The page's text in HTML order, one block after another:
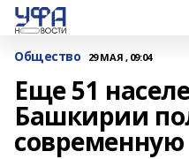
Общество 29 МАЯ , 09:04
Еще 51
Башкирии
современную